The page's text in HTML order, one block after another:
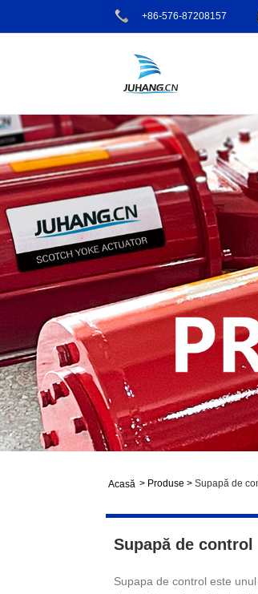
+86-576-87208157
Acasă > Produse > Supapă de
Supapă de control
Supapa de control este